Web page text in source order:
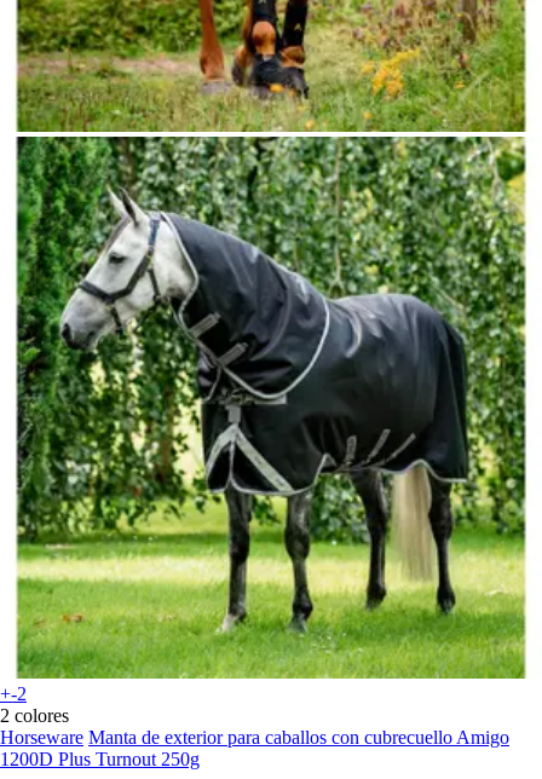
+-2
2 colores
Horseware Manta de exterior para caballos con cubrecuello Amigo
1200D Plus Turnout 250g